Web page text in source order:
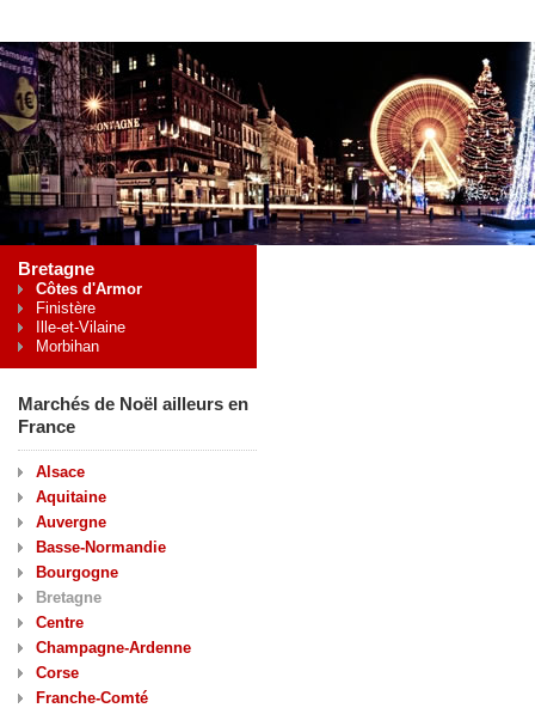
Bretagne
Côtes d'Armor
Finistère
Ille-et-Vilaine
Morbihan
Marchés de Noël ailleurs en
France
Alsace
Aquitaine
Auvergne
Basse-Normandie
Bourgogne
Bretagne
Centre
Champagne-Ardenne
Corse
Franche-Comté